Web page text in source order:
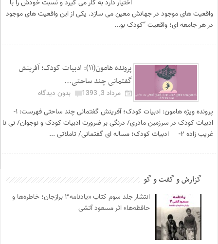
اختیار دارد به کار می گیرد و نسبت خودش را با
واقعیت های موجود در جهانش معین می سازد. یکی از این واقعیت های موجود
در هر جامعه ای؛ واقعیت “کودک بو...
پرونده هامون(۱۱): ادبیات کودک؛ آفرینش
گفتمانی چند ساحتی...
مرداد 3, 1393
بدون دیدگاه
پرونده ویژه هامون: ادبیات کودک؛ آفرینش گفتمانی چند ساحتی فهرست: ۱-
ادبیات کودک در سرزمین مادری/ درنگی بر ضرورت ادبیات کودک و نوجوان/ نی نا
غریب زاده ۲- ادبیات کودک؛ مساله ای گفتمانی/ تاملاتی ...
گزارش و گفت و گو
انتشار جلد سوم کتاب «یادنامه۳ برازجان؛ خاطره‌ها و
حافظه‌ها» اثر مسعود آتشی